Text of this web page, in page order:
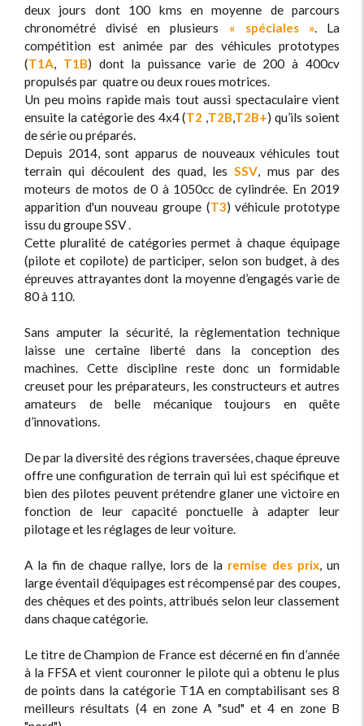
deux jours dont 100 kms en moyenne de parcours
chronométré divisé en plusieurs « spéciales ». La
compétition est animée par des véhicules prototypes
(T1A, T1B) dont la puissance varie de 200 à 400cv
propulsés par quatre ou deux roues motrices.
Un peu moins rapide mais tout aussi spectaculaire vient
ensuite la catégorie des 4x4 (T2 ,T2B,T2B+) qu’ils soient
de série ou préparés.
Depuis 2014, sont apparus de nouveaux véhicules tout
terrain qui découlent des quad, lesSSV, mus par des
moteurs de motos de 0 à 1050cc de cylindrée. En 2019
apparition d'un nouveau groupe (T3) véhicule prototype
issu du groupe SSV .
Cette pluralité de catégories permet à chaque équipage
(pilote et copilote) de participer, selon son budget, à des
épreuves attrayantes dont la moyenne d’engagés varie de
80 à 110.
Sans amputer la sécurité, la règlementation technique
laisse une certaine liberté dans la conception des
machines. Cette discipline reste donc un formidable
creuset pour les préparateurs, les constructeurs et autres
amateurs de belle mécanique toujours en quête
d’innovations.
De par la diversité des régions traversées, chaque épreuve
offre une configuration de terrain qui lui est spécifique et
bien des pilotes peuvent prétendre glaner une victoire en
fonction de leur capacité ponctuelle à adapter leur
pilotage et les réglages de leur voiture.
A la fin de chaque rallye, lors de la remise des prix, un
large éventail d’équipages est récompensé par des coupes,
des chèques et des points, attribués selon leur classement
dans chaque catégorie.
Le titre de Champion de France est décerné en fin d’année
à la FFSA et vient couronner le pilote qui a obtenu le plus
de points dans la catégorie T1A en comptabilisant ses 8
meilleurs résultats (4 en zone A "sud" et 4 en zone B